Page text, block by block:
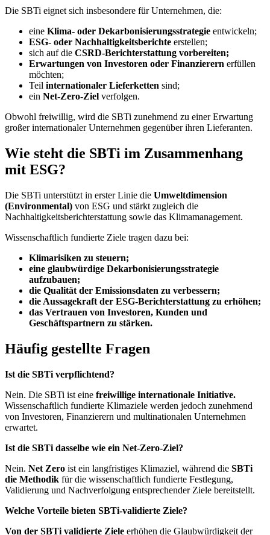
Die SBTi eignet sich insbesondere für Unternehmen, die:
eine Klima- oder Dekarbonisierungsstrategie entwickeln;
ESG- oder Nachhaltigkeitsberichte erstellen;
sich auf die CSRD-Berichterstattung vorbereiten;
Erwartungen von Investoren oder Finanzierern erfüllen
möchten;
Teil internationaler Lieferketten sind;
ein Net-Zero-Ziel verfolgen.
Obwohl freiwillig, wird die SBTi zunehmend zu einer Erwartung
großer internationaler Unternehmen gegenüber ihren Lieferanten.
Wie steht die SBTi im Zusammenhang
mit ESG?
Die SBTi unterstützt in erster Linie die Umweltdimension
(Environmental) von ESG und stärkt zugleich die
Nachhaltigkeitsberichterstattung sowie das Klimamanagement.
Wissenschaftlich fundierte Ziele tragen dazu bei:
Klimarisiken zu steuern;
eine glaubwürdige Dekarbonisierungsstrategie
aufzubauen;
die Qualität der Emissionsdaten zu verbessern;
die Aussagekraft der ESG-Berichterstattung zu erhöhen;
das Vertrauen von Investoren, Kunden und
Geschäftspartnern zu stärken.
Häufig gestellte Fragen
Ist die SBTi verpflichtend?
Nein. Die SBTi ist eine freiwillige internationale Initiative.
Wissenschaftlich fundierte Klimaziele werden jedoch zunehmend
von Investoren, Finanzierern und multinationalen Unternehmen
erwartet.
Ist die SBTi dasselbe wie ein Net-Zero-Ziel?
Nein. Net Zero ist ein langfristiges Klimaziel, während die SBTi
die Methodik für die wissenschaftlich fundierte Festlegung,
Validierung und Nachverfolgung entsprechender Ziele bereitstellt.
Welche Vorteile bieten SBTi-validierte Ziele?
Von der SBTi validierte Ziele erhöhen die Glaubwürdigkeit der